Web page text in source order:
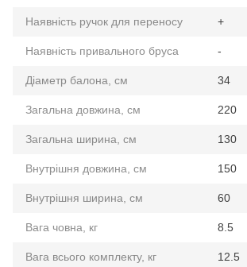
Наявність ручок для переносу +
Наявність привального бруса -
Діаметр балона, см 34
Загальна довжина, см 220
Загальна ширина, см 130
Внутрішня довжина, см 150
Внутрішня ширина, см 60
Вага човна, кг 8.5
Вага всього комплекту, кг 12.5